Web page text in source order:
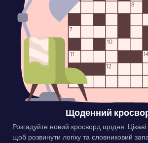
Щоденний
Розгадуйте новий кросворд щодня. Цікаві
щоб розвинути логіку та словниковий